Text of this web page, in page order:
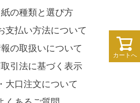
カートへ
の種類と選び方
支払い方法について
の取扱いについて
引法に基づく表示
大口注文について